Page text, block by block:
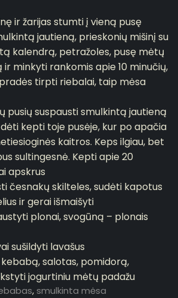
ir žarijas stumti į vieną pusę
jautieną, prieskonių mišinį su
kalendrą, petražoles, pusę mėtų
minkyti rankomis apie 10 minučių,
tirpti riebalai, taip mėsa
pusių suspausti smulkintą jautieną
kepti toje pusėje, kur po apačia
kaitros. Keps ilgiau, bet
sultingesnė. Kepti apie 20
apskrus
česnakų skilteles, sudėti kapotus
ir gerai išmaišyti
plonai, svogūną – plonais
sušildyti lavašus
salotas, pomidorą,
jogurtiniu mėtų padažu
, smulkinta mėsa